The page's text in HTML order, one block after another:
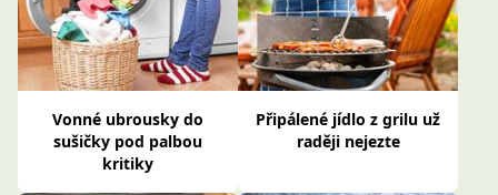
Vonné ubrousky do
sušičky pod palbou
kritiky
Připálené jídlo z grilu už
raději nejezte